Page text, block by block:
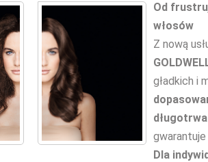
Od
włosów
Z nową
gładkich i
Dla